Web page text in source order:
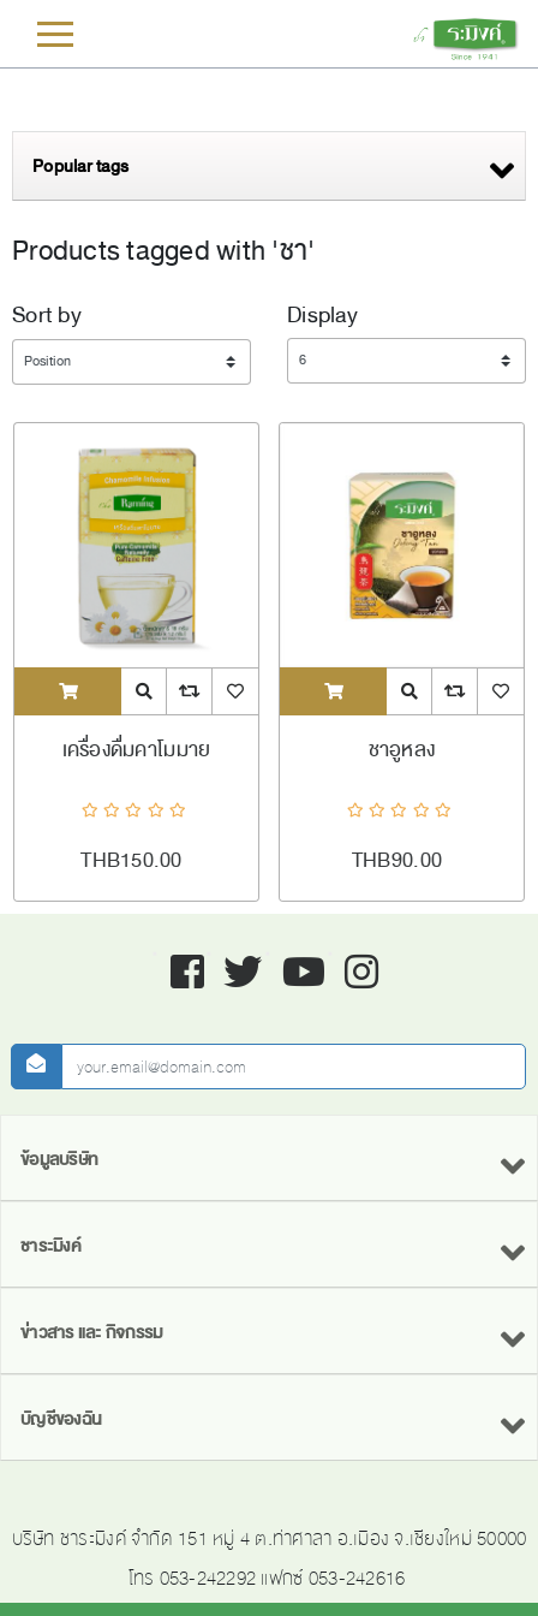
Popular tags
Products tagged with 'ชา'
Sort by
Display
Display
ADDTOCART Quick ViewAddToCompareList
AddToWishlist
เครื่องดื่มคาโมมาย
THB150.00
ADDTOCART Quick View
ชาอูหลง
THB90.00
Facebook twitter youtube instagram
newsletter
ข้อมูลบริษัท
ชาระมิงค์
ข่าวสาร และ กิจกรรม
บัญชีของฉัน
บริษัท ชาระมิงค์ จำกัด 151 หมู่ 4 ต.ท่าศาลา อ.เมือง จ.เชียงใหม่ 50000
โทร 053-242292 แฟกซ์ 053-242616